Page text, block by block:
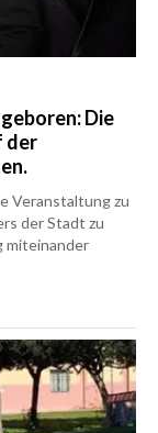
Die
der
Veranstaltung zu
der Stadt zu
miteinander